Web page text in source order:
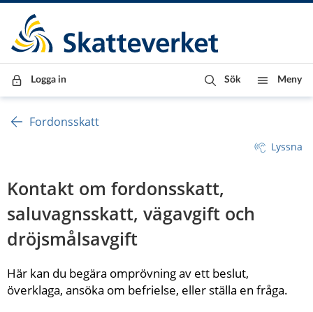
Till innehåll
Till navigationen
Till chattrobot
Logga in Sök Meny
Fordonsskatt
Lyssna
Kontakt om fordonsskatt,
saluvagnsskatt, vägavgift och
dröjsmålsavgift
Här kan du begära omprövning av ett beslut,
överklaga, ansöka om befrielse, eller ställa en fråga.